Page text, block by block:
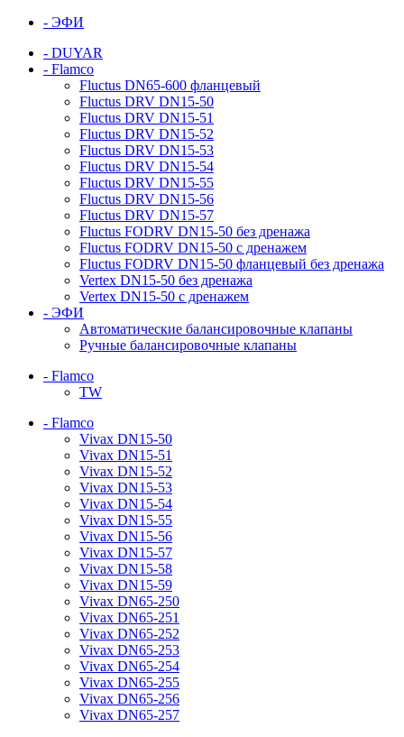
- ЭФИ
- DUYAR
- Flamco
Fluctus DN65-600 фланцевый
Fluctus DRV DN15-50
Fluctus DRV DN15-51
Fluctus DRV DN15-52
Fluctus DRV DN15-53
Fluctus DRV DN15-54
Fluctus DRV DN15-55
Fluctus DRV DN15-56
Fluctus DRV DN15-57
Fluctus FODRV DN15-50 без дренажа
Fluctus FODRV DN15-50 с дренажем
Fluctus FODRV DN15-50 фланцевый без дренажа
Vertex DN15-50 без дренажа
Vertex DN15-50 с дренажем
- ЭФИ
Автоматические балансировочные клапаны
Ручные балансировочные клапаны
- Flamco
TW
- Flamco
Vivax DN15-50
Vivax DN15-51
Vivax DN15-52
Vivax DN15-53
Vivax DN15-54
Vivax DN15-55
Vivax DN15-56
Vivax DN15-57
Vivax DN15-58
Vivax DN15-59
Vivax DN65-250
Vivax DN65-251
Vivax DN65-252
Vivax DN65-253
Vivax DN65-254
Vivax DN65-255
Vivax DN65-256
Vivax DN65-257